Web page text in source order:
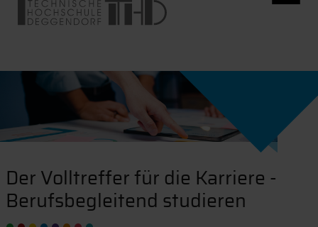
Der Volltreffer für die Karriere -
Berufsbegleitend studieren